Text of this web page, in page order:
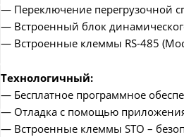
— Переключение перегрузочной
— Встроенный блок
— Встроенные клеммы RS-485
Технологичный:
— Бесплатное программное
— Отладка с помощью приложения
— Встроенные клеммы STO –